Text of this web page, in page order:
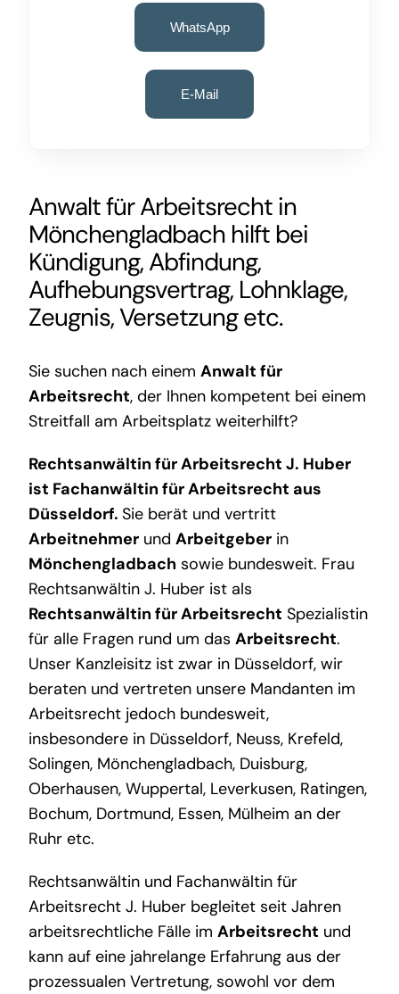
WhatsApp
E-Mail
Anwalt für Arbeitsrecht in
Mönchengladbach hilft bei
Kündigung, Abfindung,
Aufhebungsvertrag, Lohnklage,
Zeugnis, Versetzung etc.
Sie suchen nach einem Anwalt für
Arbeitsrecht, der Ihnen kompetent bei einem
Streitfall am Arbeitsplatz weiterhilft?
Rechtsanwältin für Arbeitsrecht J. Huber
ist Fachanwältin für Arbeitsrecht aus
Düsseldorf. Sie berät und vertritt
Arbeitnehmerund Arbeitgeberin
Mönchengladbach sowie bundesweit. Frau
Rechtsanwältin J. Huber ist als
Rechtsanwältin für Arbeitsrecht Spezialistin
für alle Fragen rund um das Arbeitsrecht.
Unser Kanzleisitz ist zwar in Düsseldorf, wir
beraten und vertreten unsere Mandanten im
Arbeitsrecht jedoch bundesweit,
insbesondere in Düsseldorf, Neuss, Krefeld,
Solingen, Mönchengladbach, Duisburg,
Oberhausen, Wuppertal, Leverkusen, Ratingen,
Bochum, Dortmund, Essen, Mülheim an der
Ruhr etc.
Rechtsanwältin und Fachanwältin für
Arbeitsrecht J. Huber begleitet seit Jahren
arbeitsrechtliche Fälle im Arbeitsrecht und
kann auf eine jahrelange Erfahrung aus der
prozessualen Vertretung, sowohl vor dem